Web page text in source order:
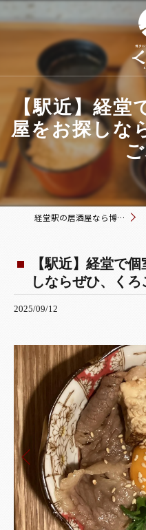
【駅近】経堂
屋をお探しな
経堂駅の居酒屋なら博多おでんと黒毛和牛の店 くろこ
【駅近】経堂で
しならぜひ、くろ
2025/09/12